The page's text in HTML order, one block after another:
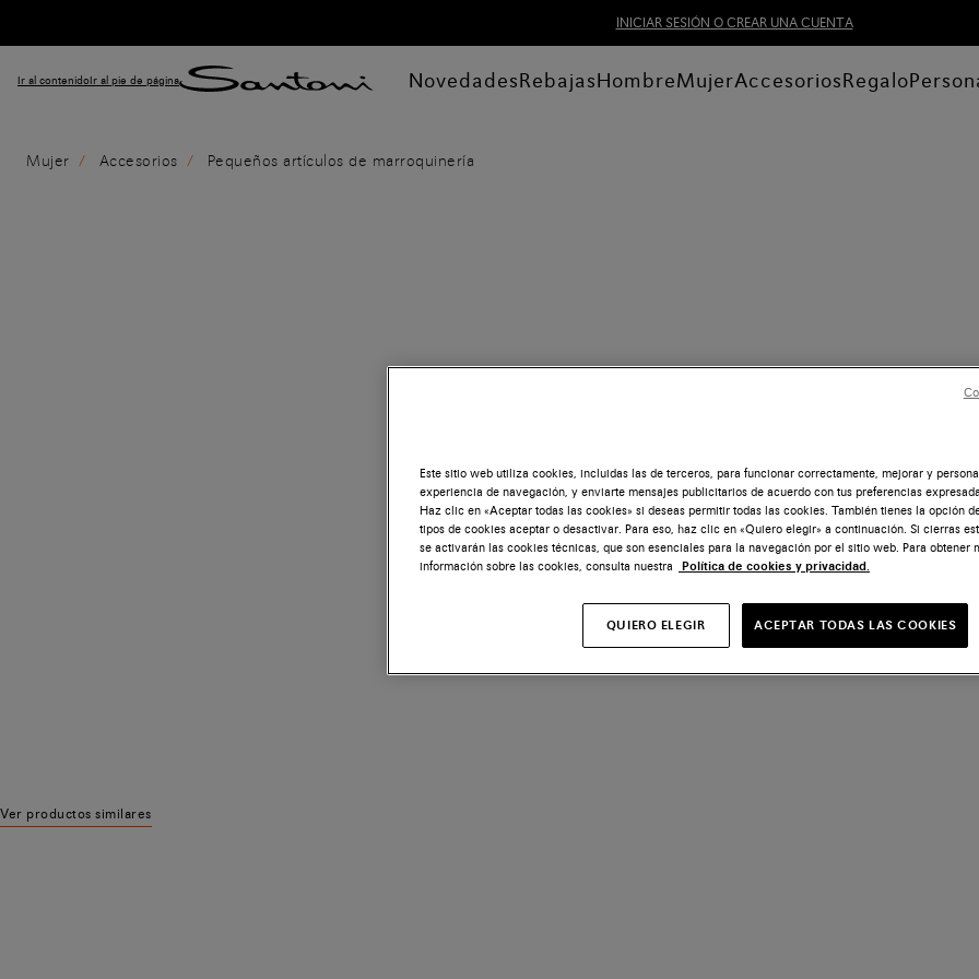
INICIAR SESIÓN O CREAR UNA CUENTA
Ir al contenidoIr al pie de página NovedadesRebajasHombreMujerAccesoriosRegalo
Mujer Accesorios Pequeños artículos de marroquinería
Ver productos similares
Este sitio web utiliza cookies, incluidas las de terceros, para funcionar correctamente, mejorar y
experiencia de navegación, y enviarte mensajes publicitarios de acuerdo con tus preferencias
Haz clic en «Aceptar todas las cookies» si deseas permitir todas las cookies. También tienes la opción
tipos de cookies aceptar o desactivar. Para eso, haz clic en «Quiero elegir» a continuación. Si cierras
se activarán las cookies técnicas, que son esenciales para la navegación por el sitio web. Para obtener
información sobre las cookies, consulta nuestra
Política de cookies y privacidad.
QUIERO ELEGIR ACEPTAR TODAS LAS COOKIES